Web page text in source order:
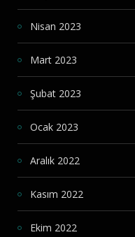
Nisan 2023
Mart 2023
Şubat 2023
Ocak 2023
Aralık 2022
Kasım 2022
Ekim 2022